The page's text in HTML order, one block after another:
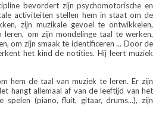
bevordert zijn psychomotorische en
activiteiten stellen hem in staat om de
zijn muzikale gevoel te ontwikkelen,
leren, om zijn mondelinge taal te werken,
om zijn smaak te identificeren ... Door de
het kind de notities. Hij leert muziek
hem de taal van muziek te leren. Er zijn
hangt allemaal af van de leeftijd van het
(piano, fluit, gitaar, drums...), zijn